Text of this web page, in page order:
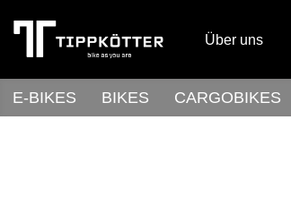
Über uns
E-BIKES BIKES CARGOBIKES